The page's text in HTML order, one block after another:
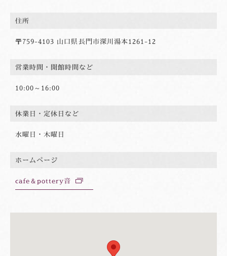
住所
〒759-4103 山口県長門市深川湯本1261-12
営業時間・開館時間など
10:00～16:00
休業日・定休日など
水曜日・木曜日
ホームページ
cafe＆pottery音 別
ウ